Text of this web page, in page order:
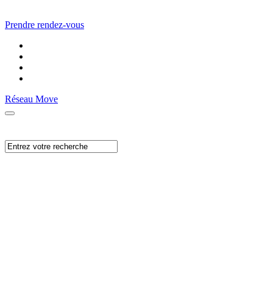
Prendre rendez-vous
Réseau Move